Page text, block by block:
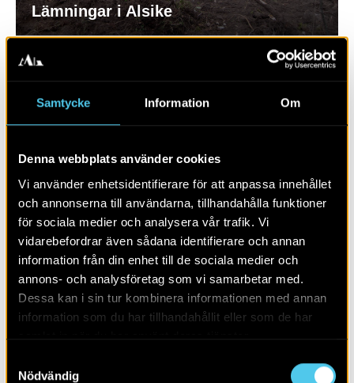
Samtycke Information Om
Denna webbplats använder cookies
Vi använder enhetsidentifierare för att anpassa innehållet
och annonserna till användarna, tillhandahålla funktioner
för sociala medier och analysera vår trafik. Vi
vidarebefordrar även sådana identifierare och annan
information från din enhet till de sociala medier och
annons- och analysföretag som vi samarbetar med.
Dessa kan i sin tur kombinera informationen med annan
information som du har tillhandahållit eller som de har
Nödvändig
Lämningar i Alsike
RAPPORT 2016:1
Utmarkslämningar i Frövis utkant